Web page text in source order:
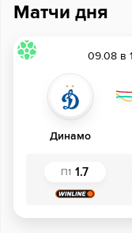
Матчи дня
09.08 в
Динамо
П1 1.7